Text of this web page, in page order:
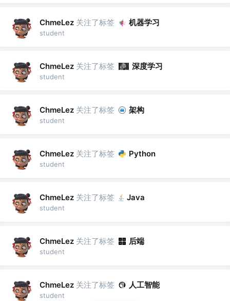
ChmeLez 关注了标签 机器学习
student
ChmeLez 关注了标签 深度学习
student
ChmeLez 关注了标签 架构
student
ChmeLez 关注了标签 Python
student
ChmeLez 关注了标签 Java
student
ChmeLez 关注了标签 后端
student
ChmeLez 关注了标签 人工智能
student